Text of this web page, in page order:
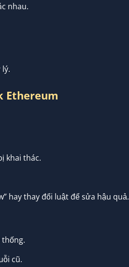
nhau.
Ethereum
khai thác.
hay thay đổi luật để sửa hậu quả.
cũ.